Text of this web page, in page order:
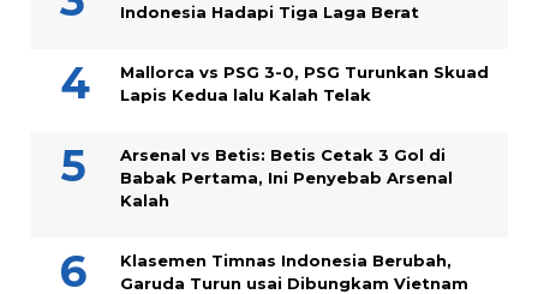
Indonesia Hadapi Tiga Laga Berat
Mallorca vs PSG 3-0, PSG Turunkan Skuad
Lapis Kedua lalu Kalah Telak
Arsenal vs Betis: Betis Cetak 3 Gol di
Babak Pertama, Ini Penyebab Arsenal
Kalah
Klasemen Timnas Indonesia Berubah,
Garuda Turun usai Dibungkam Vietnam